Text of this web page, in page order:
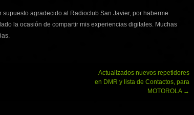
supuesto agradecido al Radioclub San Javier, por haberme
la ocasión de compartir mis experiencias digitales. Muchas
Actualizados nuevos repetidores
en DMR y lista de Contactos, para
MOTOROLA →